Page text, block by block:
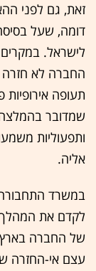
זאת, גם לפני
דומה, שעל
לישראל.
החברה לא חזרה
תעופה אירופיות
שמדובר
ותפעוליות
אליה.
במשרד התחבורה
לקדם את המהלך
של החברה
עצם אי-החזרה